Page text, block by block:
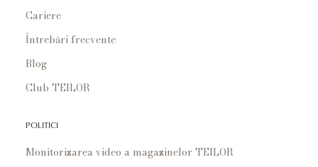
Cariere
Întrebări frecvente
Blog
Club TEILOR
POLITICI
Monitorizarea video a magazinelor TEILOR